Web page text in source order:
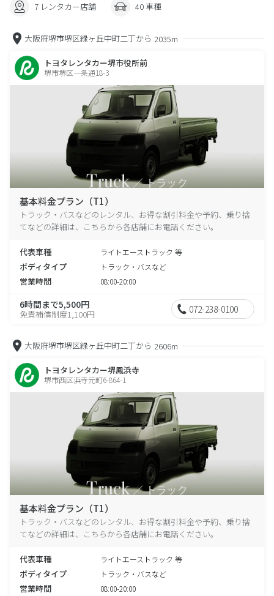
7 レンタカー店舗 40 車種
大阪府堺市堺区緑ヶ丘中町二丁から 2035m
トヨタレンタカー堺市役所前
堺市堺区一条通18-3
基本料金プラン（T1）
トラック・バスなどのレンタル、お得な割引料金や予約、乗り捨
てなどの詳細は、こちらから各店舗にお電話ください。
代表車種 ライトエーストラック 等
ボディタイプ トラック・バスなど
営業時間 08:00-20:00
6時間まで5,500円
免責補償制度1,100円 072-238-0100
大阪府堺市堺区緑ヶ丘中町二丁から 2606m
トヨタレンタカー堺鳳浜寺
堺市西区浜寺元町6-864-1
基本料金プラン（T1）
トラック・バスなどのレンタル、お得な割引料金や予約、乗り捨
てなどの詳細は、こちらから各店舗にお電話ください。
代表車種 ライトエーストラック 等
ボディタイプ トラック・バスなど
営業時間 08:00-20:00